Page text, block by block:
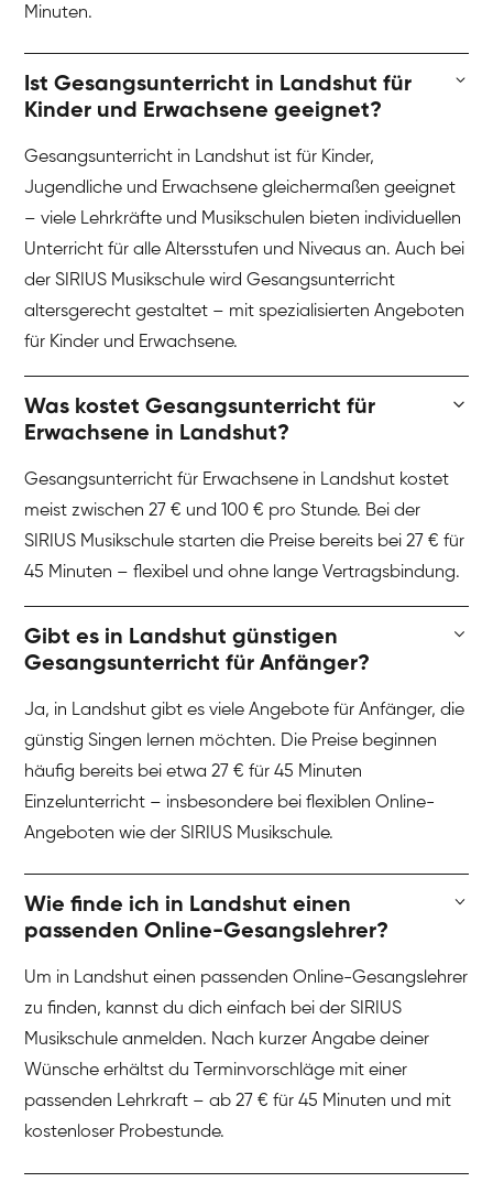
Minuten.
Ist Gesangsunterricht in Landshut für
Kinder und Erwachsene geeignet?
Gesangsunterricht in Landshut ist für Kinder,
Jugendliche und Erwachsene gleichermaßen geeignet
– viele Lehrkräfte und Musikschulen bieten individuellen
Unterricht für alle Altersstufen und Niveaus an. Auch bei
der SIRIUS Musikschule wird Gesangsunterricht
altersgerecht gestaltet – mit spezialisierten Angeboten
für Kinder und Erwachsene.
Was kostet Gesangsunterricht für
Erwachsene in Landshut?
Gesangsunterricht für Erwachsene in Landshut kostet
meist zwischen 27 € und 100 € pro Stunde. Bei der
SIRIUS Musikschule starten die Preise bereits bei 27 € für
45 Minuten – flexibel und ohne lange Vertragsbindung.
Gibt es in Landshut günstigen
Gesangsunterricht für Anfänger?
Ja, in Landshut gibt es viele Angebote für Anfänger, die
günstig Singen lernen möchten. Die Preise beginnen
häufig bereits bei etwa 27 € für 45 Minuten
Einzelunterricht – insbesondere bei flexiblen Online-
Angeboten wie der SIRIUS Musikschule.
Wie finde ich in Landshut einen
passenden Online-Gesangslehrer?
Um in Landshut einen passenden Online-Gesangslehrer
zu finden, kannst du dich einfach bei der SIRIUS
Musikschule anmelden. Nach kurzer Angabe deiner
Wünsche erhältst du Terminvorschläge mit einer
passenden Lehrkraft – ab 27 € für 45 Minuten und mit
kostenloser Probestunde.